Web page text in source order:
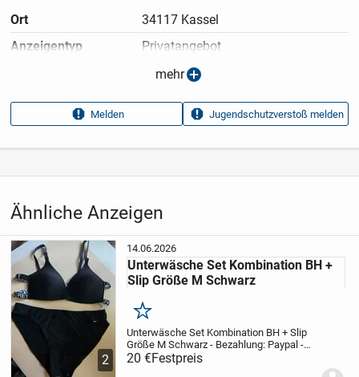
Ähnliche Anzeigen
2
14.06.2026
Unterwäsche Set Kombination BH +
Slip Größe M Schwarz
Merken
Unterwäsche Set Kombination BH + Slip
Größe M Schwarz - Bezahlung: Paypal -
Haustierfreier und rauchfreier Haushalt
Versand erfolgt noch am selben Tag,
20 €Festpreis
Ort
34117 Kassel
Anzeigen­typ
Privatangebot
08.07.2026
Anzeigen­kennung
081b2f6c
Aufrufe dieser
43
Damenkleidung›
mehr
Melden Jugendschutzverstoß melden